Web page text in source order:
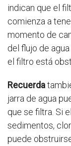
indican que el
comienza a
momento de
del flujo de
el filtro está
Recuerda
jarra de agua
que se filtra. Si
sedimentos,
puede